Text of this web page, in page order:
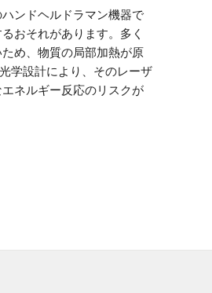
ンドヘルドラマン機器で
おそれがあります。多く
め、物質の局部加熱が原
学設計により、そのレーザ
ネルギー反応のリスクが